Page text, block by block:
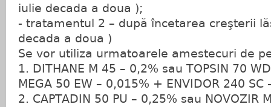
iulie decada a doua );
- tratamentul 2 – după încetarea creşterii
decada a doua )
Se vor utiliza urmatoarele amestecuri de
1. DITHANE M 45 – 0,2% sau TOPSIN 70
MEGA 50 EW – 0,015% + ENVIDOR 240 SC
2. CAPTADIN 50 PU – 0,25% sau NOVOZIR